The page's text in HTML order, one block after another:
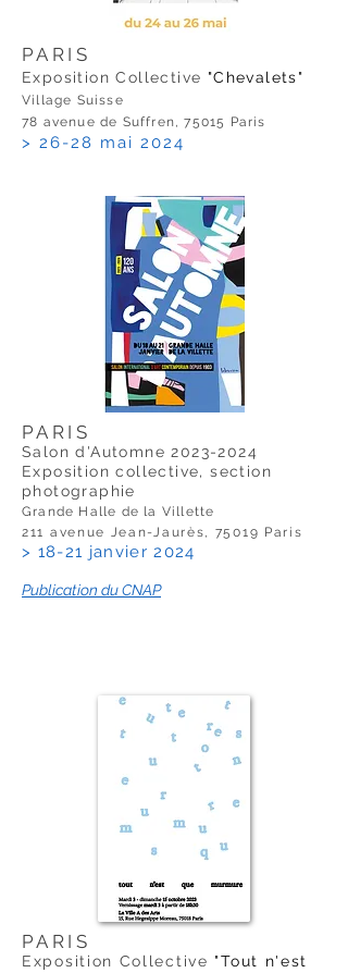
PARIS
Exposition Collective "Chevalets"
Village Suisse
78 avenue de Suffren, 75015 Paris
> 26-28 mai 2024
PARIS
Salon d'Automne 2023-2024
Exposition collective, section
photographie
Grande Halle de la Villette
211 avenue Jean-Jaurès, 75019 Paris
> 18-21 janvier 2024
Publication du CNAP
PARIS
Exposition Collective "Tout n'est